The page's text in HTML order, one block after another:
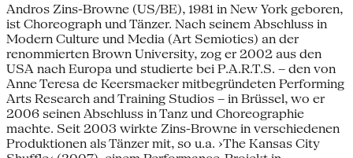
Andros Zins-Browne (US/BE), 1981 in New York geboren,
ist Choreograph und Tänzer. Nach seinem Abschluss in
Modern Culture und Media (Art Semiotics) an der
renommierten Brown University, zog er 2002 aus den
USA nach Europa und studierte bei P.A.R.T.S. – den von
Anne Teresa de Keersmaeker mitbegründeten Performing
Arts Research and Training Studios – in Brüssel, wo er
2006 seinen Abschluss in Tanz und Choreographie
machte. Seit 2003 wirkte Zins-Browne in verschiedenen
Produktionen als Tänzer mit, so u.a. ›The Kansas City